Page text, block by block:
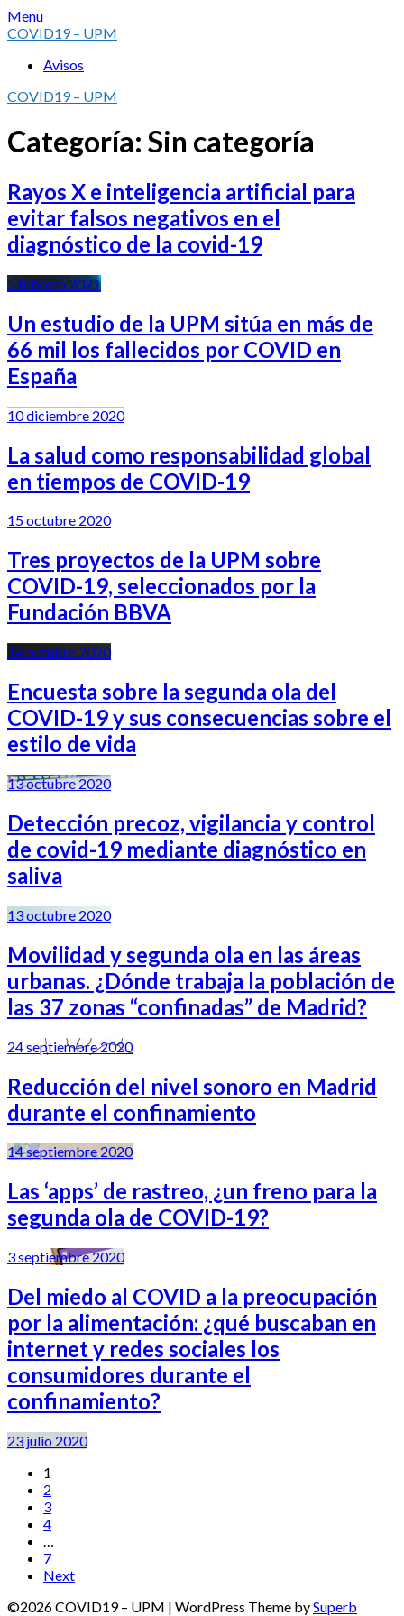
Skip
to
Menu
COVID19 – UPM
Avisos
COVID19 – UPM
Categoría: Sin categoría
Rayos X e inteligencia artificial para
evitar falsos negativos en el
diagnóstico de la covid-19
5 febrero 2021
Un estudio de la UPM sitúa en más de
66 mil los fallecidos por COVID en
España
10 diciembre 2020
La salud como responsabilidad global
en tiempos de COVID-19
15 octubre 2020
Tres proyectos de la UPM sobre
COVID-19, seleccionados por la
Fundación BBVA
14 octubre 2020
Encuesta sobre la segunda ola del
COVID-19 y sus consecuencias sobre el
estilo de vida
13 octubre 2020
Detección precoz, vigilancia y control
de covid-19 mediante diagnóstico en
saliva
13 octubre 2020
Movilidad y segunda ola en las áreas
urbanas. ¿Dónde trabaja la población de
las 37 zonas “confinadas” de Madrid?
24 septiembre 2020
Reducción del nivel sonoro en Madrid
durante el confinamiento
14 septiembre 2020
Las ‘apps’ de rastreo, ¿un freno para la
segunda ola de COVID-19?
3 septiembre 2020
Del miedo al COVID a la preocupación
por la alimentación: ¿qué buscaban en
internet y redes sociales los
consumidores durante el
confinamiento?
23 julio 2020
1
2
3
4
…
7
Next
©2026 COVID19 – UPM | WordPress Theme bySuperb